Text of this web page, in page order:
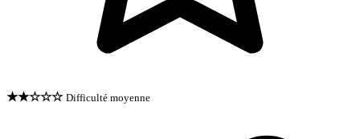
★★☆☆☆ Difficulté moyenne